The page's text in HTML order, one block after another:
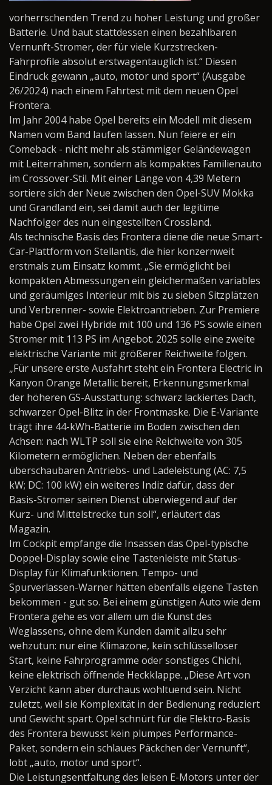
vorherrschenden Trend zu hoher Leistung und großer
Batterie. Und baut stattdessen einen bezahlbaren
Vernunft-Stromer, der für viele Kurzstrecken-
Fahrprofile absolut erstwagentauglich ist.“ Diesen
Eindruck gewann „auto, motor und sport“ (Ausgabe
26/2024) nach einem Fahrtest mit dem neuen Opel
Frontera.
Im Jahr 2004 habe Opel bereits ein Modell mit diesem
Namen vom Band laufen lassen. Nun feiere er ein
Comeback - nicht mehr als stämmiger Geländewagen
mit Leiterrahmen, sondern als kompaktes Familienauto
im Crossover-Stil. Mit einer Länge von 4,39 Metern
sortiere sich der Neue zwischen den Opel-SUV Mokka
und Grandland ein, sei damit auch der legitime
Nachfolger des nun eingestellten Crossland.
Als technische Basis des Frontera diene die neue Smart-
Car-Plattform von Stellantis, die hier konzernweit
erstmals zum Einsatz kommt. „Sie ermöglicht bei
kompakten Abmessungen ein gleichermaßen variables
und geräumiges Interieur mit bis zu sieben Sitzplätzen
und Verbrenner- sowie Elektroantrieben. Zur Premiere
habe Opel zwei Hybride mit 100 und 136 PS sowie einen
Stromer mit 113 PS im Angebot. 2025 solle eine zweite
elektrische Variante mit größerer Reichweite folgen.
„Für unsere erste Ausfahrt steht ein Frontera Electric in
Kanyon Orange Metallic bereit, Erkennungsmerkmal
der höheren GS-Ausstattung: schwarz lackiertes Dach,
schwarzer Opel-Blitz in der Frontmaske. Die E-Variante
trägt ihre 44-kWh-Batterie im Boden zwischen den
Achsen: nach WLTP soll sie eine Reichweite von 305
Kilometern ermöglichen. Neben der ebenfalls
überschaubaren Antriebs- und Ladeleistung (AC: 7,5
kW; DC: 100 kW) ein weiteres Indiz dafür, dass der
Basis-Stromer seinen Dienst überwiegend auf der
Kurz- und Mittelstrecke tun soll“, erläutert das
Magazin.
Im Cockpit empfange die Insassen das Opel-typische
Doppel-Display sowie eine Tastenleiste mit Status-
Display für Klimafunktionen. Tempo- und
Spurverlassen-Warner hätten ebenfalls eigene Tasten
bekommen - gut so. Bei einem günstigen Auto wie dem
Frontera gehe es vor allem um die Kunst des
Weglassens, ohne dem Kunden damit allzu sehr
wehzutun: nur eine Klimazone, kein schlüsselloser
Start, keine Fahrprogramme oder sonstiges Chichi,
keine elektrisch öffnende Heckklappe. „Diese Art von
Verzicht kann aber durchaus wohltuend sein. Nicht
zuletzt, weil sie Komplexität in der Bedienung reduziert
und Gewicht spart. Opel schnürt für die Elektro-Basis
des Frontera bewusst kein plumpes Performance-
Paket, sondern ein schlaues Päckchen der Vernunft“,
lobt „auto, motor und sport“.
Die Leistungsentfaltung des leisen E-Motors unter der